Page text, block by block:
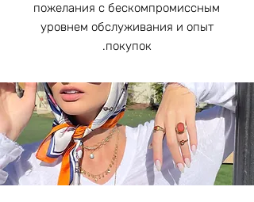
пожелания с бескомпромиссным
уровнем обслуживания и опыт
покупок.